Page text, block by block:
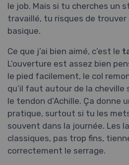
le job. Mais si tu cherches un
travaillé, tu risques de trouver
basique.
Ce que j’ai bien aimé, c’est le
L’ouverture est assez bien
le pied facilement, le col
qu’il faut autour de la
le tendon d’Achille. Ça donne
pratique, surtout si tu les
souvent dans la journée. Les
classiques, pas trop fins,
correctement le serrage.